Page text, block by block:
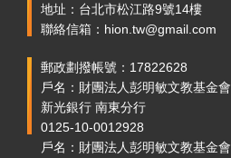
地址：台北市松江路9號14樓
聯絡信箱：hion.tw@gmail.com
郵政劃撥帳號：17822628
戶名：財團法人彭明敏文教基金會
新光銀行 南東分行
0125-10-0012928
戶名：財團法人彭明敏文教基金會